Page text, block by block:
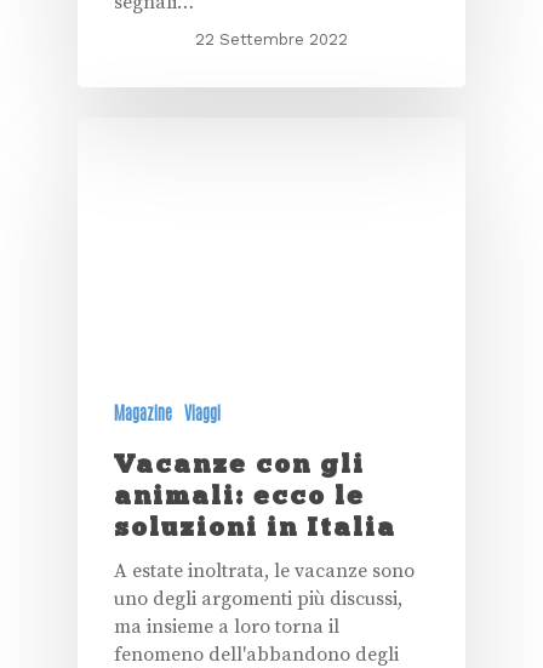
22 Settembre 2022
Magazine Viaggi
Vacanze con gli
animali: ecco le
soluzioni in Italia
A estate inoltrata, le vacanze sono
uno degli argomenti più discussi,
ma insieme a loro torna il
fenomeno dell'abbandono degli